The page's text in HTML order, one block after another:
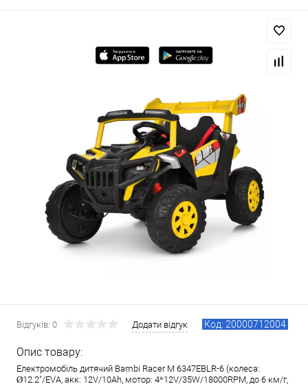
Відгуків: 0 Додати відгук Код: 20000712004
Опис товару:
Електромобіль дитячий Bambi Racer M 6347EBLR-6 (колеса:
Ø12.2"/EVA, акк: 12V/10Ah, мотор: 4*12V/35W/18000RPM, до 6 км/г,